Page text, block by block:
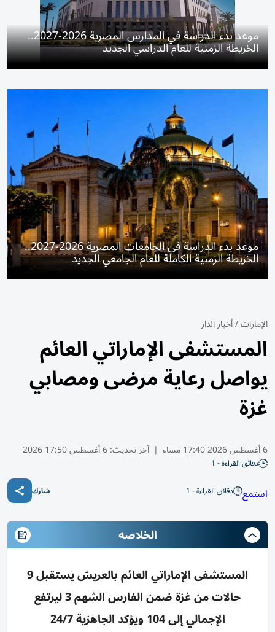
موعد بدء الدراسة في المدارس المصرية 2026-2027..
الخريطة الزمنية للعام الدراسي الجديد
موعد بدء الدراسة في الجامعات المصرية 2026-2027..
الخريطة الزمنية الكاملة للعام الجامعي الجديد
الإمارات/أخبار الدار
المستشفى الإماراتي العائم
يواصل رعاية مرضى ومصابي
غزة
6 أغسطس 2026 17:40 مساء | آخر تحديث:6 أغسطس 17:50 2026
دقائق القراءة - 1
استمع دقائق القراءة - 1 شارك
الخلاصه
المستشفى الإماراتي العائم بالعريش يستقبل 9
حالات من غزة ضمن الفارس الشهم 3 ليرتفع
الإجمالي إلى 104 ويؤكد الجاهزية 24/7